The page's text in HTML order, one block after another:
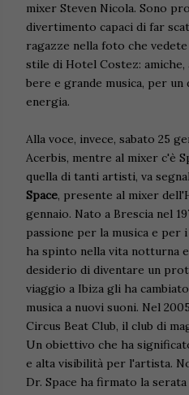
mixer Steven Nicola. Sono
divertimento capaci di far
ragazze nella foto che
stile di Hotel Costez: amiche,
bere e grande musica, per
energia.
Alla voce, invece, sabato 25
Acerbis, mentre al mixer c'è
quella di tanti artisti, va
Space, presente al mixer
gennaio. Nato a Brescia nel
passione per la musica e per
ha spinto nella vita notturna
desiderio di diventare un
viaggio a Ibiza gli ha
musica a nuovi suoni. Nel
Circus Beat Club, il club di
Un obiettivo che ha
e alta visibilità per l'artista.
Dr. Space ha firmato la